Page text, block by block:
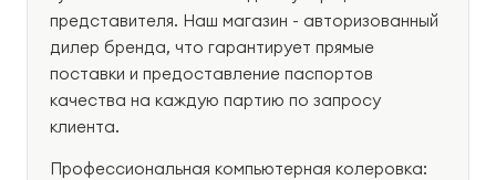
представителя. Наш магазин - авторизованный
дилер бренда, что гарантирует прямые
поставки и предоставление паспортов
качества на каждую партию по запросу
клиента.
Профессиональная компьютерная колеровка: